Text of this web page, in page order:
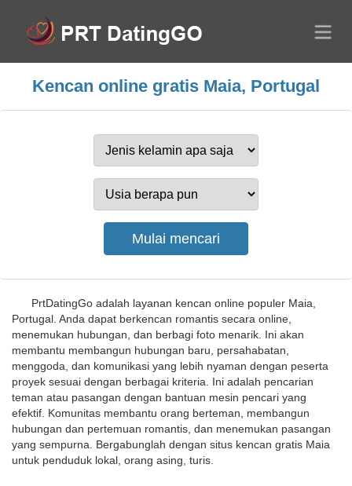
Kencan online gratis Maia, Portugal
PrtDatingGo adalah layanan kencan online populer Maia,
Portugal. Anda dapat berkencan romantis secara online,
menemukan hubungan, dan berbagi foto menarik. Ini akan
membantu membangun hubungan baru, persahabatan,
menggoda, dan komunikasi yang lebih nyaman dengan peserta
proyek sesuai dengan berbagai kriteria. Ini adalah pencarian
teman atau pasangan dengan bantuan mesin pencari yang
efektif. Komunitas membantu orang berteman, membangun
hubungan dan pertemuan romantis, dan menemukan pasangan
yang sempurna. Bergabunglah dengan situs kencan gratis Maia
untuk penduduk lokal, orang asing, turis.